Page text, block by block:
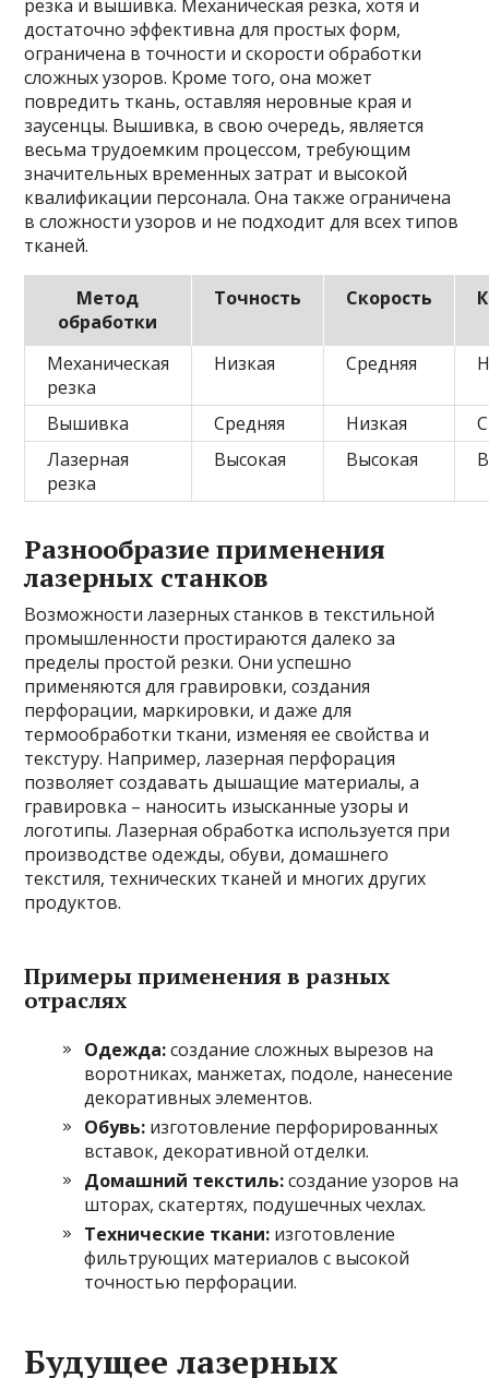
резка и вышивка. Механическая резка, хотя и
достаточно эффективна для простых форм,
ограничена в точности и скорости обработки
сложных узоров. Кроме того, она может
повредить ткань, оставляя неровные края и
заусенцы. Вышивка, в свою очередь, является
весьма трудоемким процессом, требующим
значительных временных затрат и высокой
квалификации персонала. Она также ограничена
в сложности узоров и не подходит для всех типов
тканей.
Метод
обработки
Точность Скорость
Механическая
резка
Низкая Средняя
Вышивка Средняя Низкая
Лазерная
резка
Высокая Высокая
Разнообразие применения
лазерных станков
Возможности лазерных станков в текстильной
промышленности простираются далеко за
пределы простой резки. Они успешно
применяются для гравировки, создания
перфорации, маркировки, и даже для
термообработки ткани, изменяя ее свойства и
текстуру. Например, лазерная перфорация
позволяет создавать дышащие материалы, а
гравировка – наносить изысканные узоры и
логотипы. Лазерная обработка используется при
производстве одежды, обуви, домашнего
текстиля, технических тканей и многих других
продуктов.
Примеры применения в разных
отраслях
Одежда:создание сложных вырезов на
воротниках, манжетах, подоле, нанесение
декоративных элементов.
Обувь: изготовление перфорированных
вставок, декоративной отделки.
Домашний текстиль:создание узоров на
шторах, скатертях, подушечных чехлах.
Технические ткани: изготовление
фильтрующих материалов с высокой
точностью перфорации.
Будущее лазерных